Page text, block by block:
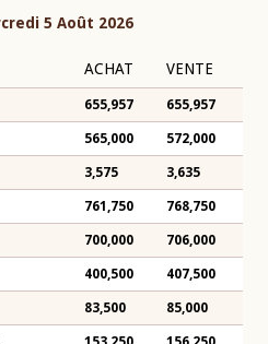
5 Août 2026
ACHAT VENTE
655,957 655,957
565,000 572,000
3,575 3,635
761,750 768,750
700,000 706,000
400,500 407,500
83,500 85,000